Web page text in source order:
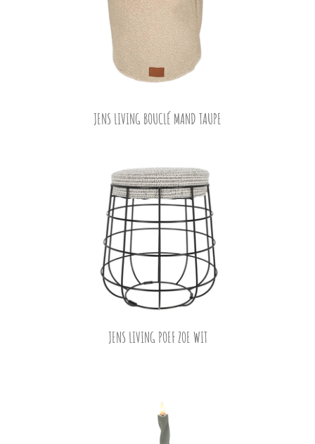
JENS LIVING BOUCLÉ MAND TAUPE
JENS LIVING POEF ZOE WIT